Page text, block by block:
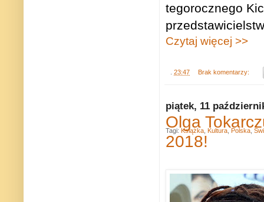
tegorocznego
Czytaj więcej >>
23:47 Brak komentarzy:
piątek, 11
Olga
2018!
Tagi: Książka Kultura Polska